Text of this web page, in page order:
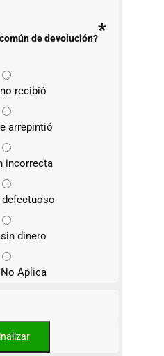
de devolución?*
recibió
arrepintió
incorrecta
dinero
Aplica